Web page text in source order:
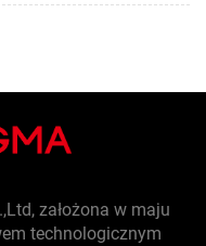
założona w maju
technologicznym